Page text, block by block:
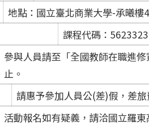
地點：國立臺北商業大學-承曦
課程代碼：5623323
參與人員請至「全國教師在職進
止。
請惠予參加人員公(差)假，差
活動報名如有疑義，請洽國立羅